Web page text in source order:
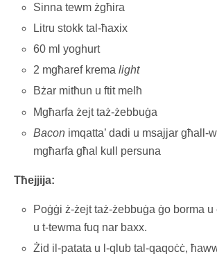
Sinna tewm żgħira
Litru stokk tal-ħaxix
60 ml yoghurt
2 mgħaref kremalight
Bżar mitħun u ftit melħ
Mgħarfa żejt taż-żebbuġa
Bacon imqatta’ dadi u msajjar għall-
mgħarfa għal kull persuna
Tħejjija:
Poġġi ż-żejt taż-żebbuġa ġo borma
u t-tewma fuq nar baxx.
Żid il-patata u l-qlub tal-qaqoċċ,